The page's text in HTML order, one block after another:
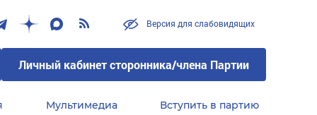
Версия для слабовидящих
Личный кабинет сторонника/члена Партии
Мультимедиа Вступить в партию